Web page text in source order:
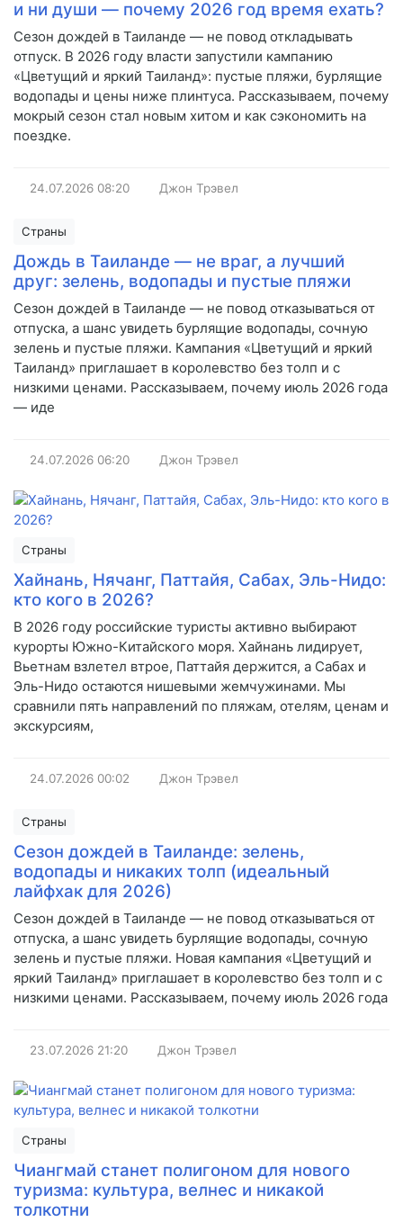
и ни души — почему 2026 год время ехать?
Сезон дождей в Таиланде — не повод откладывать
отпуск. В 2026 году власти запустили кампанию
«Цветущий и яркий Таиланд»: пустые пляжи, бурлящие
водопады и цены ниже плинтуса. Рассказываем, почему
мокрый сезон стал новым хитом и как сэкономить на
поездке.
24.07.2026 08:20 Джон Трэвел
Страны
Дождь в Таиланде — не враг, а лучший
друг: зелень, водопады и пустые пляжи
Сезон дождей в Таиланде — не повод отказываться от
отпуска, а шанс увидеть бурлящие водопады, сочную
зелень и пустые пляжи. Кампания «Цветущий и яркий
Таиланд» приглашает в королевство без толп и с
низкими ценами. Рассказываем, почему июль 2026 года
— иде
24.07.2026 06:20 Джон Трэвел
Страны
Хайнань, Нячанг, Паттайя, Сабах, Эль-Нидо:
кто кого в 2026?
В 2026 году российские туристы активно выбирают
курорты Южно-Китайского моря. Хайнань лидирует,
Вьетнам взлетел втрое, Паттайя держится, а Сабах и
Эль-Нидо остаются нишевыми жемчужинами. Мы
сравнили пять направлений по пляжам, отелям, ценам и
экскурсиям,
24.07.2026 00:02 Джон Трэвел
Страны
Сезон дождей в Таиланде: зелень,
водопады и никаких толп (идеальный
лайфхак для 2026)
Сезон дождей в Таиланде — не повод отказываться от
отпуска, а шанс увидеть бурлящие водопады, сочную
зелень и пустые пляжи. Новая кампания «Цветущий и
яркий Таиланд» приглашает в королевство без толп и с
низкими ценами. Рассказываем, почему июль 2026 года
23.07.2026 21:20 Джон Трэвел
Страны
Чиангмай станет полигоном для нового
туризма: культура, велнес и никакой
толкотни